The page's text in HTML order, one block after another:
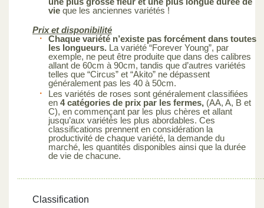
vie que les anciennes variétés !
Prix et disponibilité
Chaque variété n’existe pas forcément dans toutes
les longueurs. La variété “Forever Young”, par
exemple, ne peut être produite que dans des calibres
allant de 60cm à 90cm, tandis que d’autres variétés
telles que “Circus” et “Akito” ne dépassent
généralement pas les 40 à 50cm.
Les variétés de roses sont généralement classifiées
en 4 catégories de prix par les fermes, (AA, A, B et
C), en commençant par les plus chères et allant
jusqu’aux variétés les plus abordables. Ces
classifications prennent en considération la
productivité de chaque variété, la demande du
marché, les quantités disponibles ainsi que la durée
de vie de chacune.
Classification